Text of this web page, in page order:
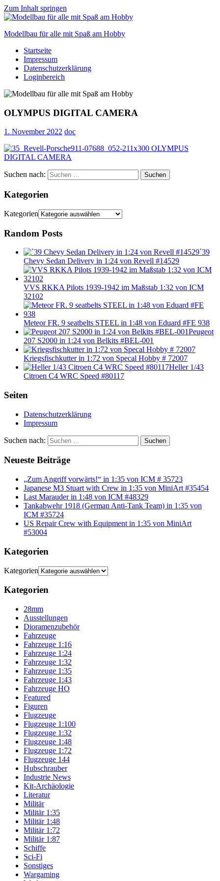
Zum Inhalt springen
Modellbau für alle mit Spaß am Hobby
Scale
modelling
to
Startseite
Impressum
Datenschutzerklärung
Loginbereich
OLYMPUS DIGITAL CAMERA
1. November 2022 doc
Suchen nach: Suchen
Kategorien
Kategorien
Random Posts
`39
Chevy Sedan Delivery in 1:24 von Revell #14529
VVS RKKA Pilots 1939-1942 im Maßstab 1:32 von ICM
32102
Meteor FR. 9 seatbelts STEEL in 1:48 von Eduard #FE 938
Peugeot
207 S2000 in 1:24 von Belkits #BEL-001
Kriegsfischkutter in 1:72 von Specal Hobby # 72007
Heller 1/43
Citroen C4 WRC Speed #80117
Seiten
Datenschutzerklärung
Impressum
Suchen nach: Suchen
Neueste Beiträge
„Zum Angriff vorwärts!“ in 1:35 von ICM # 35723
Japanese M3 Stuart with Crew in 1:35 von MiniArt #35454
Last Marauder in 1:48 von ICM #48329
Tankabwehr 1918 (German Anti-Tank Team) in 1:35 von
ICM #35724
US Repair Crew with Equipment in 1:35 von MiniArt
#53004
Kategorien
Kategorien
Kategorien
28mm
Ausstellungen
Dioramenzubehör
Fahrzeuge
Fahrzeuge 1:16
Fahrzeuge 1:24
Fahrzeuge 1:32
Fahrzeuge 1:35
Fahrzeuge 1:43
Fahrzeuge HO
Featured
Figuren
Flugzeuge
Flugzeuge 1:100
Flugzeuge 1:32
Flugzeuge 1:48
Flugzeuge 1:72
Flugzeuge 144
Hubschrauber
Industrie News
Kit-Archäologie
Literatur
Militär
Militär 1:35
Militär 1:48
Militär 1:72
Militär 1:87
Schiffe
Sci-Fi
Sonstiges
Wargaming